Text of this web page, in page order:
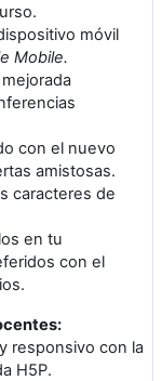
móvil
Mobile.
con el nuevo
amistosas.
caracteres de
en tu
con el
responsivo con la
H5P.